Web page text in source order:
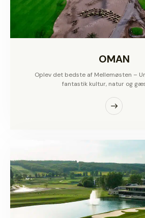
OMAN
Oplev det bedste af Mellemøsten –
fantastik kultur, natur og